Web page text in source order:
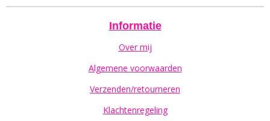
Informatie
Over mij
Algemene voorwaarden
Verzenden/retourneren
Klachtenregeling